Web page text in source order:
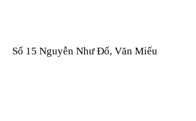
Số 15 Nguyễn Như Đổ, Văn Miếu